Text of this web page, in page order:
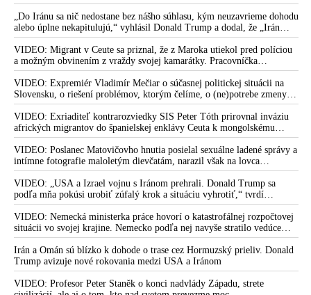
„Do Iránu sa nič nedostane bez nášho súhlasu, kým neuzavrieme dohodu
alebo úplne nekapitulujú,“ vyhlásil Donald Trump a dodal, že „Irán
nikdy nebude mať jadrovú zbraň!“
VIDEO: Migrant v Ceute sa priznal, že z Maroka utiekol pred políciou
a možným obvinením z vraždy svojej kamarátky. Pracovníčka
migračného centra v Ceute medzitým potvrdila, že väčšina utečencov v
meste pochádza zo subsaharskej Afriky, ale taktiež z Bangladéša a
Jemenu
VIDEO: Expremiér Vladimír Mečiar o súčasnej politickej situácii na
Slovensku, o riešení problémov, ktorým čelíme, o (ne)potrebe zmeny
volebného systému, ale aj o meniacom sa svetovom poriadku a
postavení našej vlasti v ňom
VIDEO: Exriaditeľ kontrarozviedky SIS Peter Tóth prirovnal inváziu
afrických migrantov do španielskej enklávy Ceuta k mongolskému
vpádu do strednej Európy, ku ktorému došlo v 13. storočí
VIDEO: Poslanec Matovičovho hnutia posielal sexuálne ladené správy a
intímne fotografie maloletým dievčatám, narazil však na lovca
pedofilov
VIDEO: „USA a Izrael vojnu s Iránom prehrali. Donald Trump sa
podľa mňa pokúsi urobiť zúfalý krok a situáciu vyhrotiť,“ tvrdí
americký armádny plukovník vo výslužbe Douglas Macgregor
VIDEO: Nemecká ministerka práce hovorí o katastrofálnej rozpočtovej
situácii vo svojej krajine. Nemecko podľa nej navyše stratilo vedúce
postavenie v mnohých technologických oblastiach
Irán a Omán sú blízko k dohode o trase cez Hormuzský prieliv. Donald
Trump avizuje nové rokovania medzi USA a Iránom
VIDEO: Profesor Peter Staněk o konci nadvlády Západu, strete